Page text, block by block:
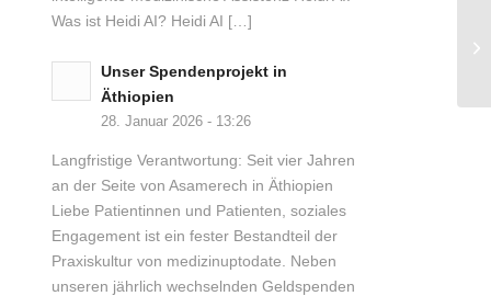
Was ist Heidi AI? Heidi AI […]
Unser Spendenprojekt in
Äthiopien
28. Januar 2026 - 13:26
Langfristige Verantwortung: Seit vier Jahren
an der Seite von Asamerech in Äthiopien
Liebe Patientinnen und Patienten, soziales
Engagement ist ein fester Bestandteil der
Praxiskultur von medizinuptodate. Neben
unseren jährlich wechselnden Geldspenden